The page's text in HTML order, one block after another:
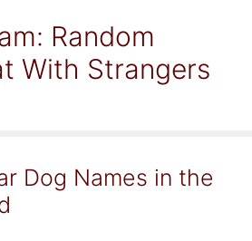
Random
With Strangers
Dog Names in the